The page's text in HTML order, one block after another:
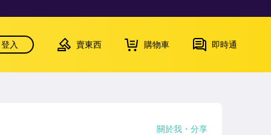
登入 賣東西 購物車 即時通
關於我 分享